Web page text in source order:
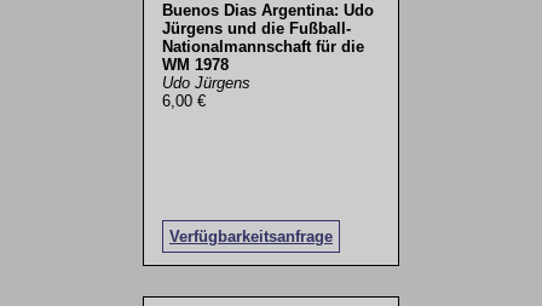
Buenos Dias Argentina: Udo
Jürgens und die Fußball-
Nationalmannschaft für die
WM 1978
Udo Jürgens
6,00 €
Verfügbarkeitsanfrage